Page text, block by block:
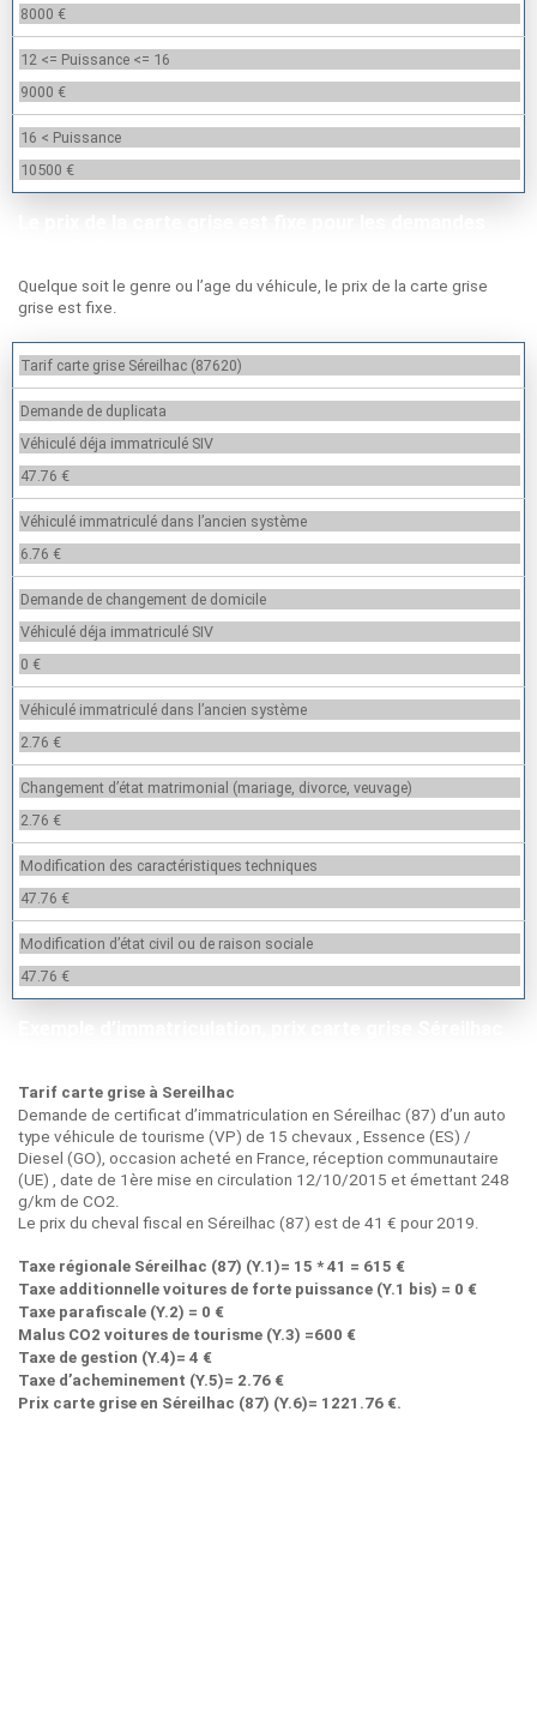
8000 €
12 <= Puissance <= 16
9000 €
16 < Puissance
10500 €
Quelque soit le genre ou l’age du véhicule, le prix de la carte grise
grise est fixe.
Tarif carte grise Séreilhac (87620)
Demande de duplicata
Véhiculé déja immatriculé SIV
47.76 €
Véhiculé immatriculé dans l’ancien système
6.76 €
Demande de changement de domicile
Véhiculé déja immatriculé SIV
0 €
Véhiculé immatriculé dans l’ancien système
2.76 €
Changement d’état matrimonial (mariage, divorce, veuvage)
2.76 €
Modification des caractéristiques techniques
47.76 €
Modification d’état civil ou de raison sociale
47.76 €
Tarif carte grise à Sereilhac
Demande de certificat d’immatriculation en Séreilhac (87) d’un auto
type véhicule de tourisme (VP) de 15 chevaux , Essence (ES) /
Diesel (GO), occasion acheté en France, réception communautaire
(UE) , date de 1ère mise en circulation 12/10/2015 et émettant 248
g/km de CO2.
Le prix du cheval fiscal en Séreilhac (87) est de 41 € pour 2019.
Taxe régionale Séreilhac (87) (Y.1)= 15 * 41 = 615 €
Taxe additionnelle voitures de forte puissance (Y.1 bis) = 0 €
Taxe parafiscale (Y.2) = 0 €
Malus CO2 voitures de tourisme (Y.3) =600 €
Taxe de gestion (Y.4)= 4 €
Taxe d’acheminement (Y.5)= 2.76 €
Prix carte grise en Séreilhac (87) (Y.6)= 1221.76 €.